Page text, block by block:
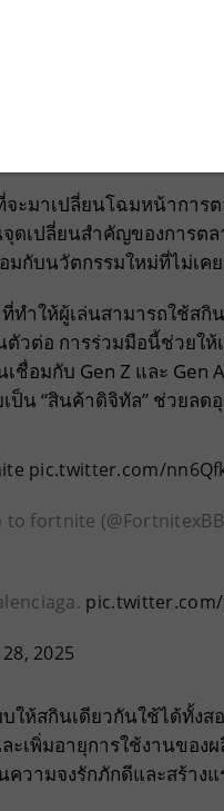
ะมาเปลี่ยนโฉมหน้าการ
จุดเปลี่ยนสำคัญของการ
กับนวัตกรรมใหม่ที่ไม่เค
ทำให้ผู้เล่นสามารถใช้ส
วต่อ การร่วมมือนี้ช่วยให้
เชื่อมกับ Gen Z และ
“สินค้าดิจิทัล” ช่วยลดอุ
pic.twitter.com/
fortnite
pic.twitter.com/
2025
ห้สกินเดียวกันใช้ได้ทั้งส
ะเพิ่มอายุการใช้งานขอ
วามจงรักภักดีและสร้างแ